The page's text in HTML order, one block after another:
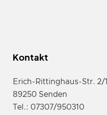
Kontakt
Erich-Rittinghaus-Str. 2/1
89250 Senden
Tel.: 07307/950310